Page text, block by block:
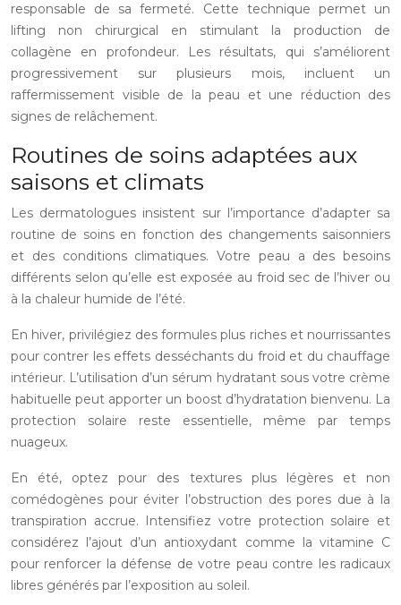
responsable de sa fermeté. Cette technique permet un
lifting non chirurgical en stimulant la production de
collagène en profondeur. Les résultats, qui s’améliorent
progressivement sur plusieurs mois, incluent un
raffermissement visible de la peau et une réduction des
signes de relâchement.
Routines de soins adaptées aux
saisons et climats
Les dermatologues insistent sur l’importance d’adapter sa
routine de soins en fonction des changements saisonniers
et des conditions climatiques. Votre peau a des besoins
différents selon qu’elle est exposée au froid sec de l’hiver ou
à la chaleur humide de l’été.
En hiver, privilégiez des formules plus riches et nourrissantes
pour contrer les effets desséchants du froid et du chauffage
intérieur. L’utilisation d’un sérum hydratant sous votre crème
habituelle peut apporter un boost d’hydratation bienvenu. La
protection solaire reste essentielle, même par temps
nuageux.
En été, optez pour des textures plus légères et non
comédogènes pour éviter l’obstruction des pores due à la
transpiration accrue. Intensifiez votre protection solaire et
considérez l’ajout d’un antioxydant comme la vitamine C
pour renforcer la défense de votre peau contre les radicaux
libres générés par l’exposition au soleil.